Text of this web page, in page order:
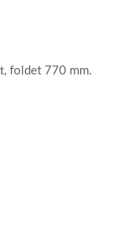
foldet 770 mm.